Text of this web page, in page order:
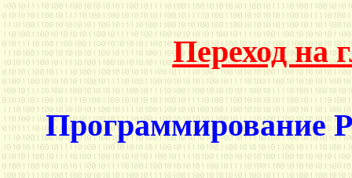
Переход на
Программирование